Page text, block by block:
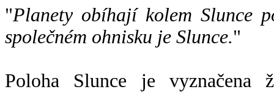
"Planety obíhají kolem Slunce
společném ohnisku je Slunce."
Poloha Slunce je vyznačena